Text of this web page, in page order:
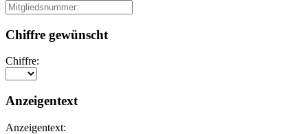
Chiffre gewünscht
Chiffre:
Anzeigentext
Anzeigentext: